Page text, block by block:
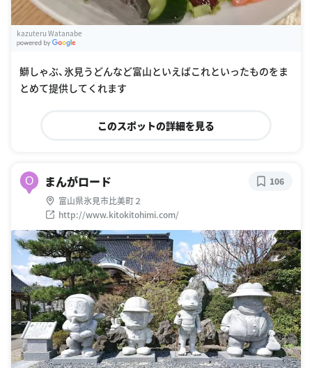
kazuteru Watanabe
鰤しゃぶ、氷見うどんなど富山といえばこれといったものをま
とめて提供してくれます
このスポットの詳細を見る
O まんがロード
富山県氷見市比美町２
http://www.kitokitohimi.com/
106